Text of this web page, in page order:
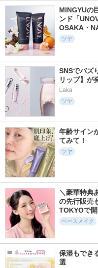
MINGYUの
ンド「
OSAKA・
ツヤ
SNSでバズ
リップ】が
Laka
ツヤ
年齢サイン
てみて！
ツヤ
＼豪華特典
の先行販売
TOKYOで
ベースメイク
保湿もでき
選